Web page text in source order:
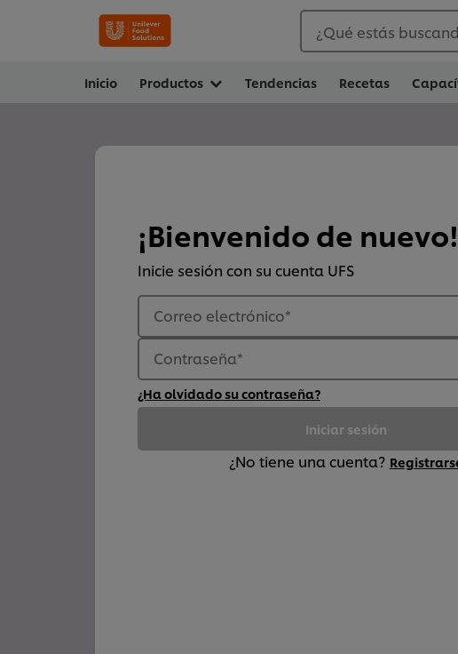
¿Qué estás
Inicio Productos Tendencias Recetas
¡Bienvenido de nuevo!
Inicie sesión con su cuenta UFS
Correo electrónico*
Contraseña*
¿Ha olvidado su contraseña?
Iniciar sesión
¿No tiene una cuenta?